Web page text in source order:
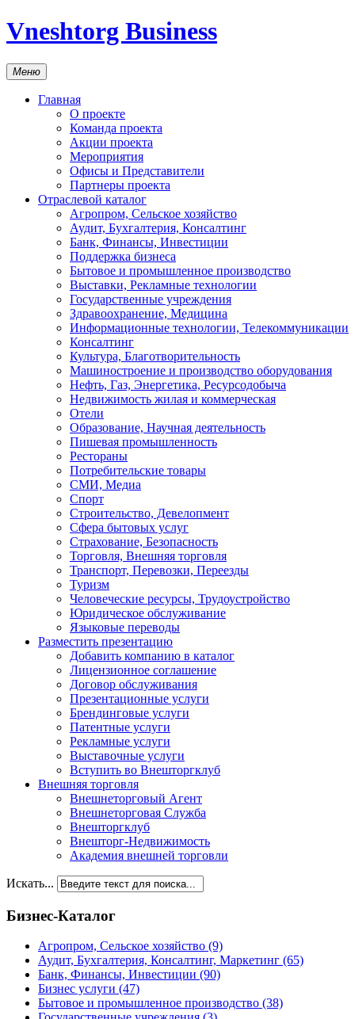
Vneshtorg Business
Меню
Главная
О проекте
Команда проекта
Акции проекта
Мероприятия
Офисы и Представители
Партнеры проекта
Отраслевой каталог
Агропром, Сельское хозяйство
Аудит, Бухгалтерия, Консалтинг
Банк, Финансы, Инвестиции
Поддержка бизнеса
Бытовое и промышленное производство
Выставки, Рекламные технологии
Государственные учреждения
Здравоохранение, Медицина
Информационные технологии, Телекоммуникации
Консалтинг
Культура, Благотворительность
Машиностроение и производство оборудования
Нефть, Газ, Энергетика, Ресурсодобыча
Недвижимость жилая и коммерческая
Отели
Образование, Научная деятельность
Пишевая промышленность
Рестораны
Потребительские товары
СМИ, Медиа
Спорт
Строительство, Девелопмент
Сфера бытовых услуг
Страхование, Безопасность
Торговля, Внешняя торговля
Транспорт, Перевозки, Переезды
Туризм
Человеческие ресурсы, Трудоустройство
Юридическое обслуживание
Языковые переводы
Разместить презентацию
Добавить компанию в каталог
Лицензионное соглашение
Договор обслуживания
Презентационные услуги
Брендинговые услуги
Патентные услуги
Рекламные услуги
Выставочные услуги
Вступить во Внешторгклуб
Внешняя торговля
Внешнеторговый Агент
Внешнеторговая Служба
Внешторгклуб
Внешторг-Недвижимость
Академия внешней торговли
Искать...
Бизнес-Каталог
Агропром, Сельское хозяйство (9)
Аудит, Бухгалтерия, Консалтинг, Маркетинг (65)
Банк, Финансы, Инвестиции (90)
Бизнес услуги (47)
Бытовое и промышленное производство (38)